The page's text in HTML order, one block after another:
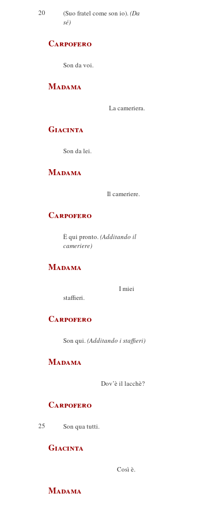
20 (Suo fratel come son io).(Da
sé)
Carpofero
Son da voi.
Madama
La cameriera.
Giacinta
Son da lei.
Madama
Il cameriere.
Carpofero
È qui pronto.(Additando il
cameriere)
Madama
I miei
staffieri.
Carpofero
Son qui.(Additando i staffieri)
Madama
Dov’è il lacchè?
Carpofero
25 Son qua tutti.
Giacinta
Così è.
Madama